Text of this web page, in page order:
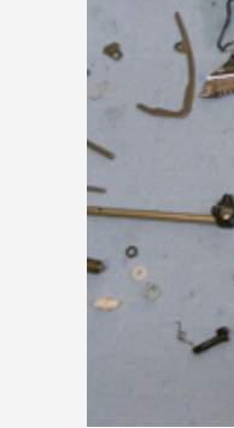
シマノ バン
2025.02.26